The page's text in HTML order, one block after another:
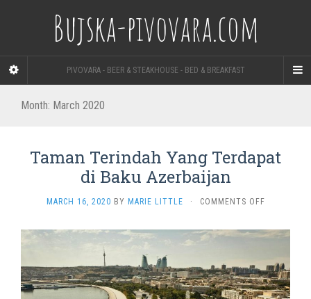
Bujska-pivovara.com
PIVOVARA - BEER & STEAKHOUSE - BED & BREAKFAST
Month: March 2020
Taman Terindah Yang Terdapat
di Baku Azerbaijan
MARCH 16, 2020 BY MARIE LITTLE · COMMENTS OFFON
TERINDAH
DI
BAKU